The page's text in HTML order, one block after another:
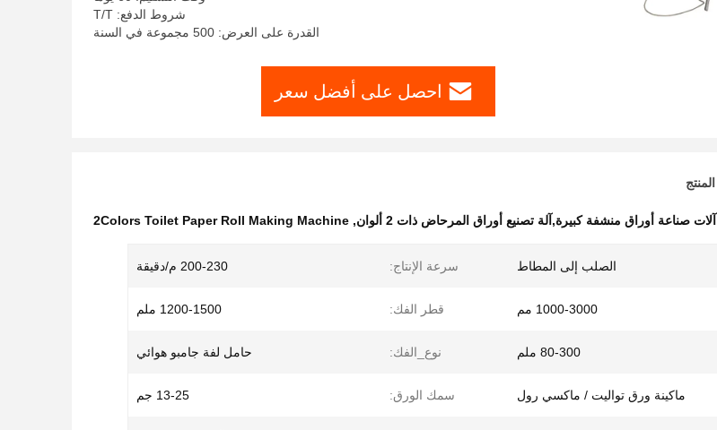
شروط الدفع: T/T
القدرة على العرض: 500 مجموعة في السنة
احصل على أفضل سعر
آلات صناعة أوراق منشفة كبيرة,آلة تصنيع أوراق المرحاض ذات 2 ألوان ,
2Colors Toilet Paper Roll Making Machine
الصلب إلى المطاط سرعة الإنتاج: 200-230 م/دقيقة
1000-3000 مم قطر الفك: 1200-1500 ملم
80-300 ملم نوع_الفك: حامل لفة جامبو هوائي
ماكينة ورق تواليت / ماكسي رول سمك الورق: 13-25 جم